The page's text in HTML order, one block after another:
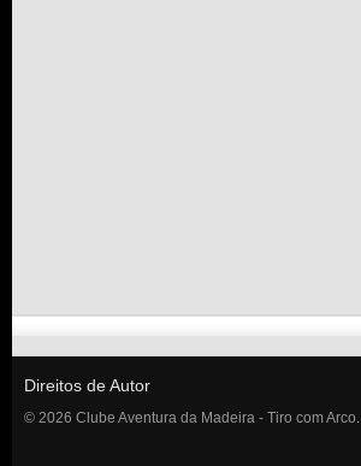
Direitos de Autor
© 2026 Clube Aventura da Madeira - Tiro com Arco.